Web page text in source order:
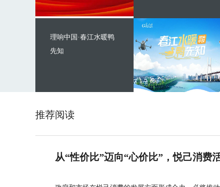
理响中国·春江水暖鸭
先知
推荐阅读
从“性价比”迈向“心价比”，悦己消费